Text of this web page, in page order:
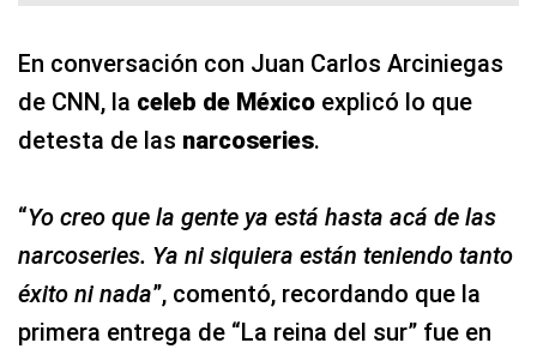
En conversación con Juan Carlos Arciniegas
de CNN, la celeb de México explicó lo que
detesta de las narcoseries.
“Yo creo que la gente ya está hasta acá de las
narcoseries. Ya ni siquiera están teniendo tanto
éxito ni nada”, comentó, recordando que la
primera entrega de “La reina del sur” fue en